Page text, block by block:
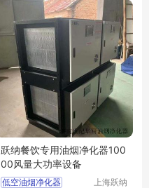
跃纳餐饮专用油烟净化器100
00风量大功率设备
低空油烟净化器
上海跃纳